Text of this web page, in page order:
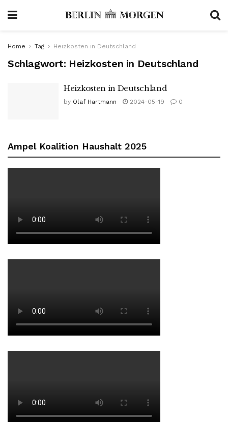
Home Tag Heizkosten in Deutschland
Schlagwort: Heizkosten in Deutschland
Heizkosten in Deutschland
by Olaf Hartmann 2024-05-19 0
Ampel Koalition Haushalt 2025